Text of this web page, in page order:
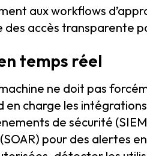
aux workflows
accès transparente
temps réel
ne doit pas
en charge les
de sécurité
pour des alertes